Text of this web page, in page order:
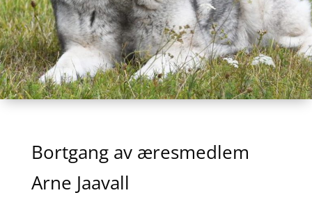
Bortgang av æresmedlem
Arne Jaavall